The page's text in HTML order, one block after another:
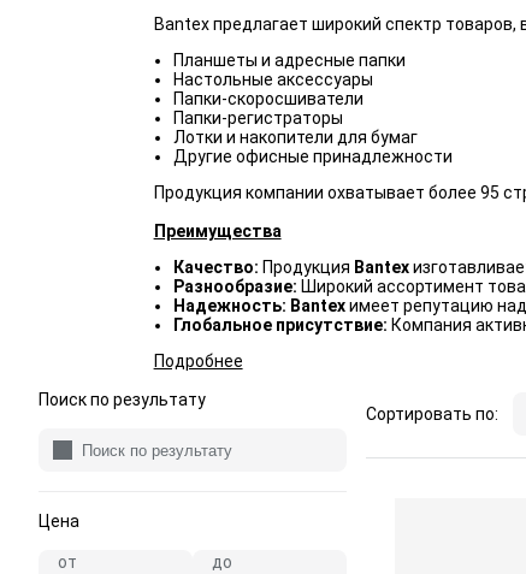
Bantex предлагает широкий спектр товаров,
Планшеты и адресные папки
Настольные аксессуары
Папки-скоросшиватели
Папки-регистраторы
Лотки и накопители для бумаг
Другие офисные принадлежности
Продукция компании охватывает более 95
Преимущества
Качество: Продукция Bantex
Разнообразие: Широкий ассортимент
Надежность: Bantexимеет репутацию
Глобальное присутствие: Компания
Подробнее
Поиск по результату
Цена
от до
Сортировать по: